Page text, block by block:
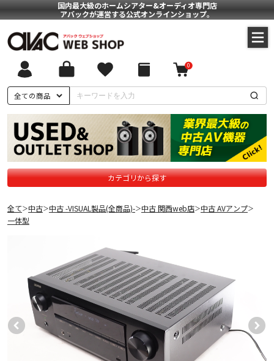
国内最大級のホームシアター&オーディオ専門店
アバックが運営する公式オンラインショップ。
全ての商品
0
カテゴリから探す
全て＞中古＞中古 -VISUAL製品(全商品)-＞中古 関西web店＞中古 AVアンプ＞
一体型